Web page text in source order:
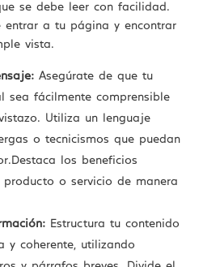
se debe leer con facilidad.
entrar a tu página y encontrar
vista.
Asegúrate de que tu
sea fácilmente comprensible
Utiliza un lenguaje
o tecnicismos que puedan
los beneficios
o servicio de manera
Estructura tu contenido
y coherente, utilizando